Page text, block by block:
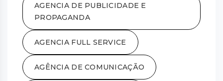
AGENCIA DE PUBLICIDADE E
PROPAGANDA
AGENCIA FULL SERVICE
AGÊNCIA DE COMUNICAÇÃO